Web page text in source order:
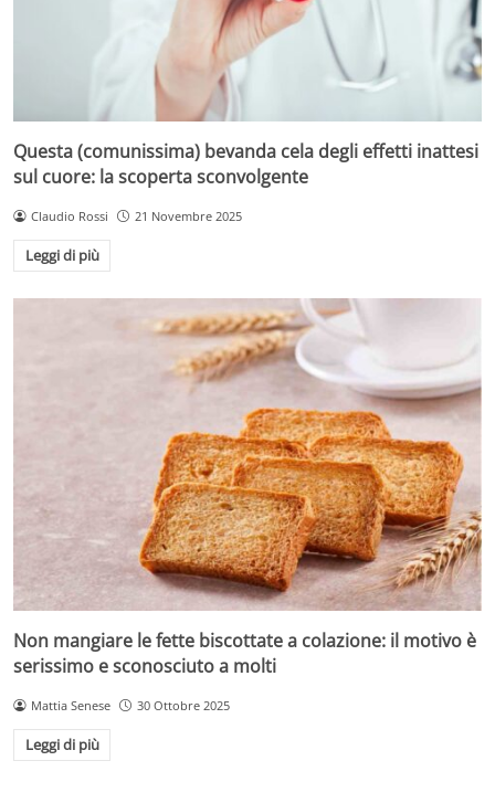
Questa (comunissima) bevanda cela degli effetti inattesi
sul cuore: la scoperta sconvolgente
Claudio Rossi 21 Novembre 2025
Leggi di più
Non mangiare le fette biscottate a colazione: il motivo è
serissimo e sconosciuto a molti
Mattia Senese 30 Ottobre 2025
Leggi di più